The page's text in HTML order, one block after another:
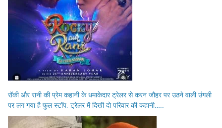
रॉकी और रानी की प्रेम कहानी के धमाकेदार ट्रेलर से करन जौहर पर उठने वाली उंगली
पर लग गया है फुल स्टॉप, ट्रेलर में दिखी दो परिवार की कहानी…..